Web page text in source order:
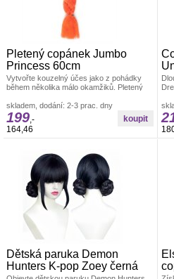
Pletený copánek Jumbo
Princess 60cm
Vytvořte kouzelný účes jako z pohádky
během několika málo okamžiků. Pletený
skladem, dodání: 2-3 prac. dny
199,-
164,46
Dětská paruka Demon
Hunters K-pop Zoey černá